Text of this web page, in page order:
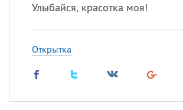
Улыбайся, красотка моя!
Открытка